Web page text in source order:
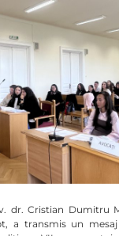
dr. Cristian Dumitru
a transmis un mesaj